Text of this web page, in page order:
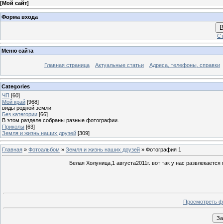
[Мой сайт]
Форма входа
Меню сайта
Главная страница Актуальные статьи Адреса, телефоны, справки
Categories
ЧП [60]
Мой край [968]
виды родной земли
Без категории [66]
В этом разделе собраны разные фотографии.
Приколы [63]
Земля и жизнь наших друзей [309]
Главная » Фотоальбом » Земля и жизнь наших друзей » Фотография 1
Белая Холуница,1 августа2011г. вот так у нас
Просмотреть